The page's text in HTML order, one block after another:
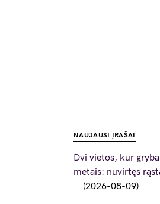
NAUJAUSI ĮRAŠAI
Dvi vietos, kur
metais: nuvirtęs
2026-08-09